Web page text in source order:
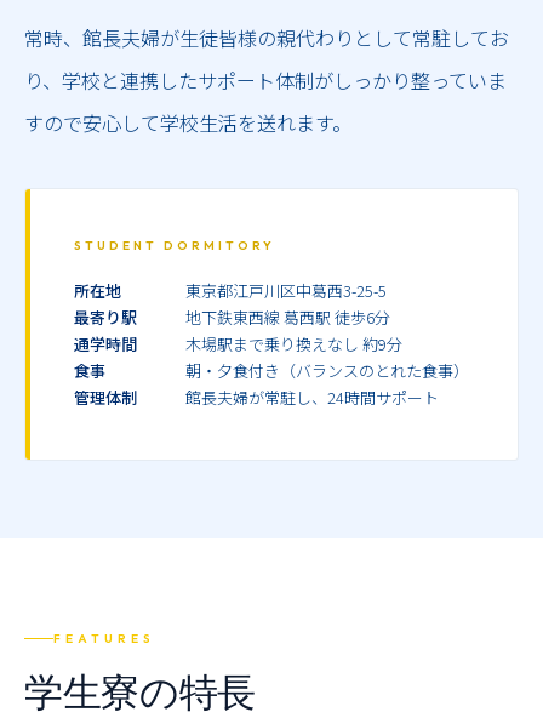
常時、館長夫婦が生徒皆様の親代わりとして常駐してお
り、学校と連携したサポート体制がしっかり整っていま
すので安心して学校生活を送れます。
STUDENT DORMITORY
所在地
東京都江戸川区中葛西3-25-5
最寄り駅
地下鉄東西線 葛西駅 徒歩6分
通学時間
木場駅まで乗り換えなし 約9分
食事
朝・夕食付き（バランスのとれた食事）
管理体制
館長夫婦が常駐し、24時間サポート
FEATURES
学生寮の特長